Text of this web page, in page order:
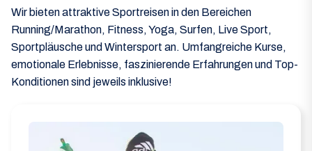
Wir bieten attraktive Sportreisen in den Bereichen
Running/Marathon, Fitness, Yoga, Surfen, Live Sport,
Sportpläusche und Wintersport an. Umfangreiche Kurse,
emotionale Erlebnisse, faszinierende Erfahrungen und Top-
Konditionen sind jeweils inklusive!